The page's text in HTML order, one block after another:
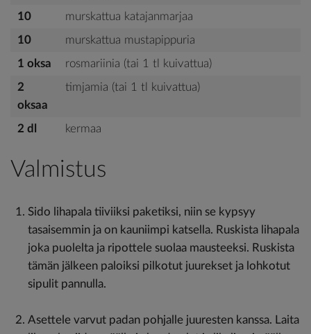
10
murskattua katajanmarjaa
10
murskattua mustapippuria
1 oksa
rosmariinia (tai 1 tl kuivattua)
2
oksaa
timjamia (tai 1 tl kuivattua)
2 dl kermaa
Valmistus
Sido lihapala tiiviiksi paketiksi, niin se kypsyy
tasaisemmin ja on kauniimpi katsella. Ruskista lihapala
joka puolelta ja ripottele suolaa mausteeksi. Ruskista
tämän jälkeen paloiksi pilkotut juurekset ja lohkotut
sipulit pannulla.
Asettele varvut padan pohjalle juuresten kanssa. Laita